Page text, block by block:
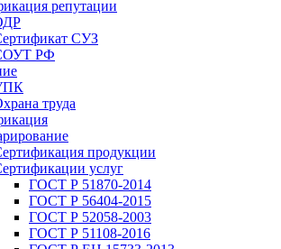
репутации
СУЗ
РФ
труда
продукции
услуг
ГОСТ Р 51870-2014
ГОСТ Р 56404-2015
ГОСТ Р 52058-2003
ГОСТ Р 51108-2016